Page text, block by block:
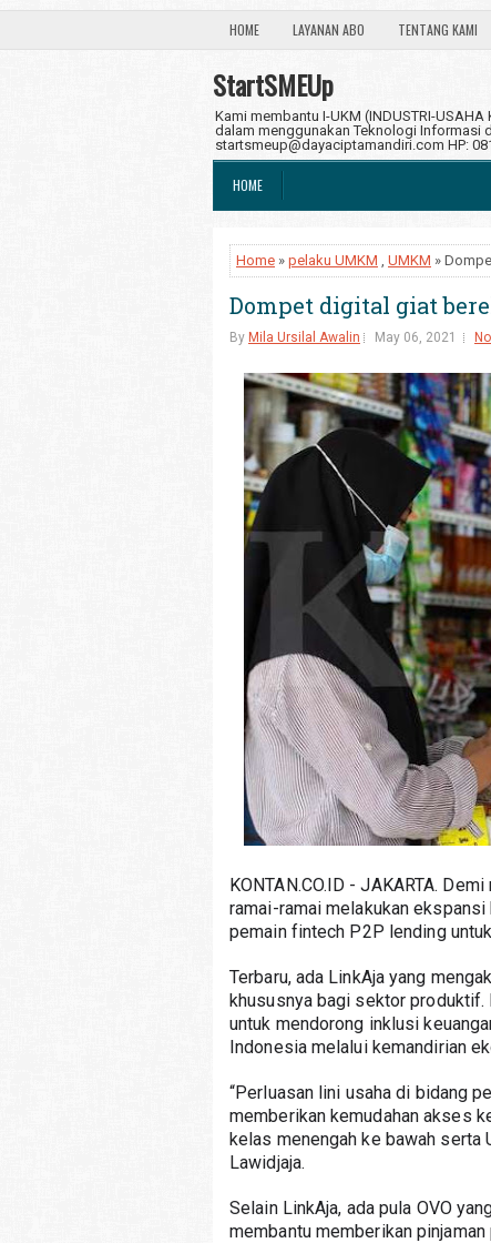
HOME LAYANAN ABO TENTANG KAMI
StartSMEUp
Kami membantu I-UKM (INDUSTRI-USAHA
dalam menggunakan Teknologi Informasi
startsmeup@dayaciptamandiri.com HP:
HOME
Home » pelaku UMKM , UMKM »
Dompet digital giat
By Mila Ursilal Awalin May 06, 2021
KONTAN.CO.ID - JAKARTA.
ramai-ramai melakukan
pemain fintech P2P lending
Terbaru, ada LinkAja yang
khususnya bagi sektor produktif.
untuk mendorong inklusi
Indonesia melalui kemandirian
“Perluasan lini usaha di bidang
memberikan kemudahan akses
kelas menengah ke bawah serta
Lawidjaja.
Selain LinkAja, ada pula OVO
membantu memberikan